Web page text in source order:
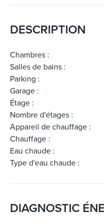
DESCRIPTION
Chambres :
Salles de bains :
Parking :
Garage :
Étage :
Nombre d'étages :
Appareil de chauffage :
Chauffage :
Eau chaude :
Type d'eau chaude :
DIAGNOSTIC